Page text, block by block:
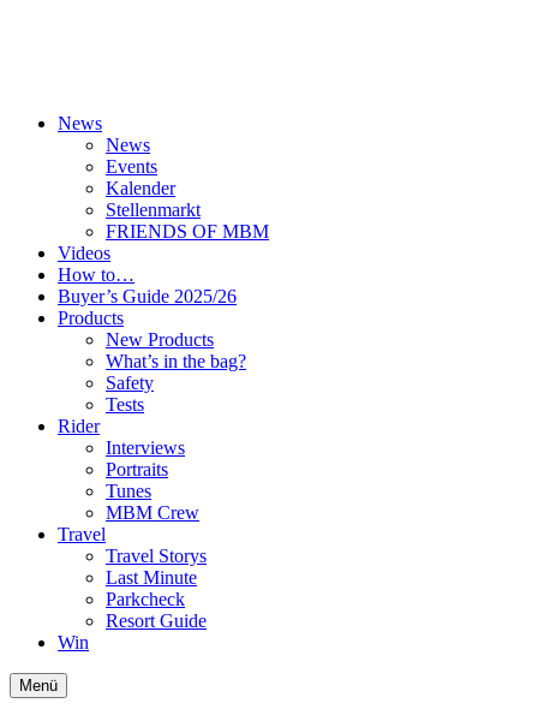
News
News
Events
Kalender
Stellenmarkt
FRIENDS OF MBM
Videos
How to…
Buyer’s Guide 2025/26
Products
New Products
What’s in the bag?
Safety
Tests
Rider
Interviews
Portraits
Tunes
MBM Crew
Travel
Travel Storys
Last Minute
Parkcheck
Resort Guide
Win
Menü